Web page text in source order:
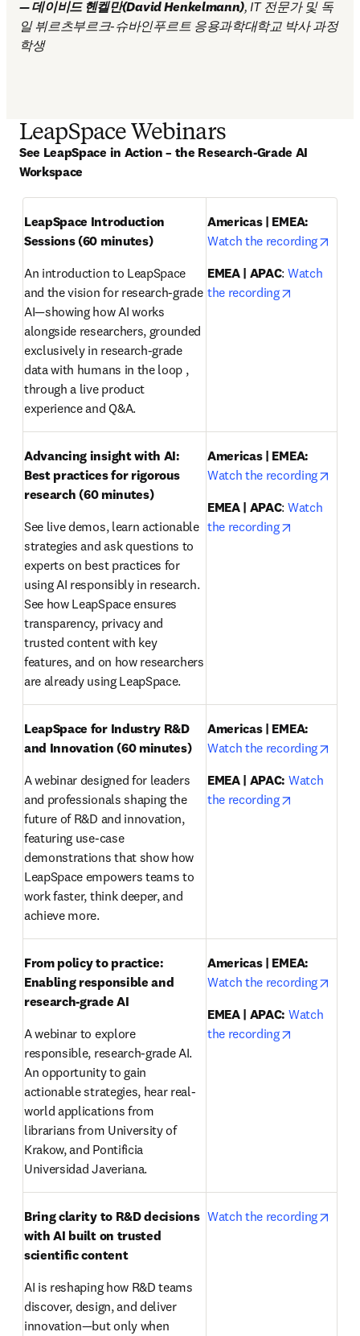
— 데이비드 헨켈만(David Henkelmann), IT 전문가 및 독
일 뷔르츠부르크-슈바인푸르트 응용과학대학교 박사 과정
학생
LeapSpace Webinars
See LeapSpace in Action – the Research-Grade AI
Workspace
LeapSpace Introduction
Sessions (60 minutes)
An introduction to LeapSpace
and the vision for research-grade
AI—showing how AI works
alongside researchers, grounded
exclusively in research-grade
data with humans in the loop ,
through a live product
experience and Q&A.
Watch the recording
EMEA | APAC: Watch
the recording
Advancing insight with AI:
Best practices for rigorous
research (60 minutes)
See live demos, learn actionable
strategies and ask questions to
experts on best practices for
using AI responsibly in research.
See how LeapSpace ensures
transparency, privacy and
trusted content with key
features, and on how researchers
are already using LeapSpace.
Americas | EMEA:
Watch the recording
EMEA | APAC: Watch
the recording
LeapSpace for Industry R&D
and Innovation (60 minutes)
A webinar designed for leaders
and professionals shaping the
future of R&D and innovation,
featuring use-case
demonstrations that show how
LeapSpace empowers teams to
work faster, think deeper, and
achieve more.
Americas | EMEA:
Watch the recording
EMEA | APAC: Watch
the recording
From policy to practice:
Enabling responsible and
research-grade AI
A webinar to explore
responsible, research-grade AI.
An opportunity to gain
actionable strategies, hear real-
world applications from
librarians from University of
Krakow, and Pontificia
Universidad Javeriana.
Americas | EMEA:
Watch the recording
EMEA | APAC: Watch
the recording
Bring clarity to R&D decisions
with AI built on trusted
scientific content
AI is reshaping how R&D teams
discover, design, and deliver
innovation—but only when
Watch the recording